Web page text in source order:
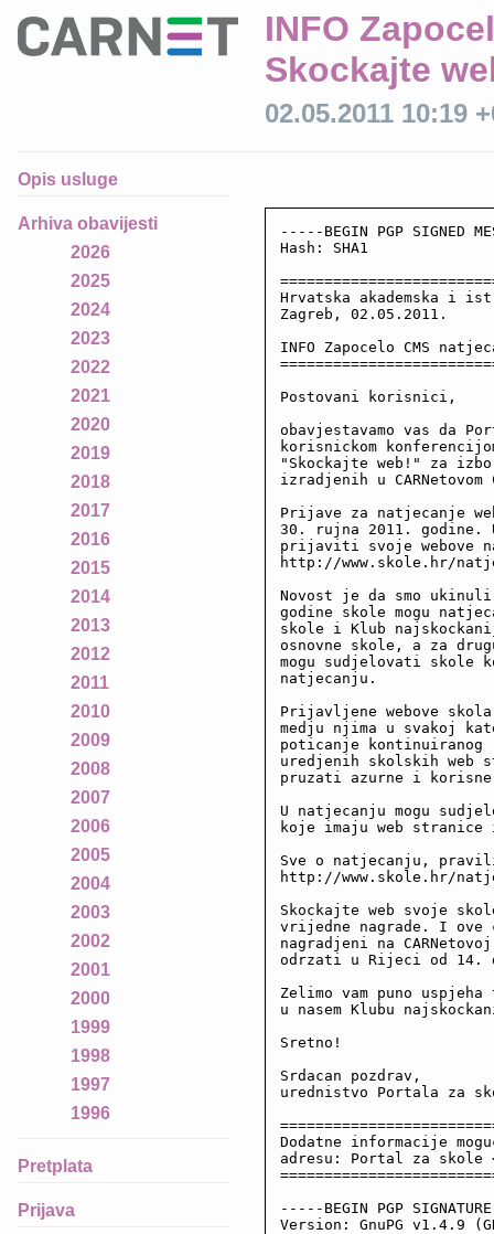
INFO
Skockajte
02.05.2011 10:19
Opis usluge
Arhiva obavijesti
2026
2025
2024
2023
2022
2021
2020
2019
2018
2017
2016
2015
2014
2013
2012
2011
2010
2009
2008
2007
2006
2005
2004
2003
2002
2001
2000
1999
1998
1997
1996
Pretplata
Prijava
-----BEGIN PGP SIGNED
Hash: SHA1
Hrvatska akademska i
Zagreb, 02.05.2011.
INFO Zapocelo CMS
Postovani korisnici,
obavjestavamo vas da
korisnickom
"Skockajte web!" za
izradjenih u CARNetovom
Prijave za natjecanje
30. rujna 2011. godine.
prijaviti svoje webove
http://www.skole.hr/
Novost je da smo
godine skole mogu
skole i Klub
osnovne skole, a za
mogu sudjelovati skole
natjecanju.
Prijavljene webove
medju njima u svakoj
poticanje
uredjenih skolskih web
pruzati azurne i
U natjecanju mogu
koje imaju web stranice
Sve o natjecanju,
http://www.skole.hr/
Skockajte web svoje
vrijedne nagrade. I
nagradjeni na
odrzati u Rijeci od 14.
Zelimo vam puno
u nasem Klubu
Sretno!
Srdacan pozdrav,
urednistvo Portala za
Dodatne informacije
adresu: Portal za skole
-----BEGIN PGP
Version: GnuPG v1.4.9